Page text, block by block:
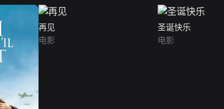
再见
电影
圣诞快乐
电影